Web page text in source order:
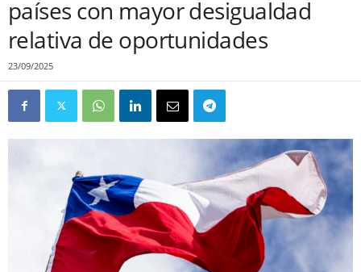
países con mayor desigualdad
relativa de oportunidades
23/09/2025